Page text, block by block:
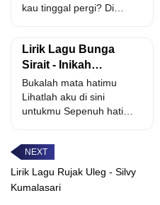
kau tinggal pergi? Di
Lirik Lagu Bunga
Sirait - Inikah
Balasanmu
Bukalah mata hatimu
Lihatlah aku di sini
untukmu Sepenuh hati
balasanmu...
Lirik Lagu Rujak Uleg - Silvy
Kumalasari